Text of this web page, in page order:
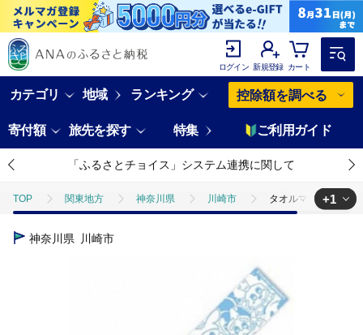
ログイン 新規登録 カート
カテゴリ 地域 ランキング 控除額を調べる
寄付額 旅先を探す 特集 ご利用ガイド
「ふるさとチョイス」システム連携に関して
TOP 関東地方 神奈川県 川崎市 タオルマフラー(カブ
TOP
+1
神奈川県 川崎市